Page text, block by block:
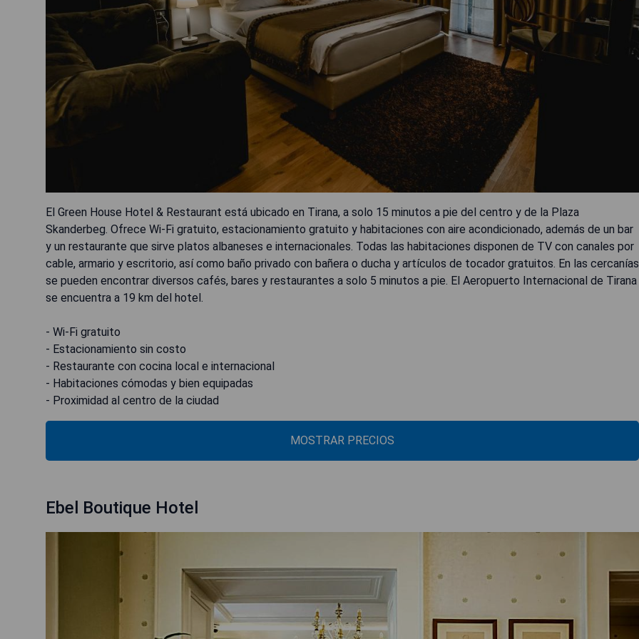
El Green House Hotel & Restaurant está ubicado en Tirana, a solo 15 minutos a pie del centro y de la Plaza
Skanderbeg. Ofrece Wi-Fi gratuito, estacionamiento gratuito y habitaciones con aire acondicionado, además de un bar
y un restaurante que sirve platos albaneses e internacionales. Todas las habitaciones disponen de TV con canales por
cable, armario y escritorio, así como baño privado con bañera o ducha y artículos de tocador gratuitos. En las cercanías
se pueden encontrar diversos cafés, bares y restaurantes a solo 5 minutos a pie. El Aeropuerto Internacional de Tirana
se encuentra a 19 km del hotel.
- Wi-Fi gratuito
- Estacionamiento sin costo
- Restaurante con cocina local e internacional
- Habitaciones cómodas y bien equipadas
- Proximidad al centro de la ciudad
MOSTRAR PRECIOS
Ebel Boutique Hotel